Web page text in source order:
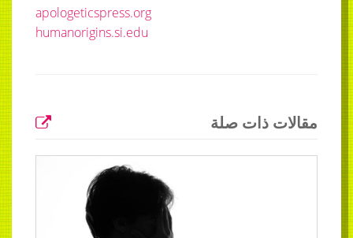
apologeticspress.org
humanorigins.si.edu
مقالات ذات صلة